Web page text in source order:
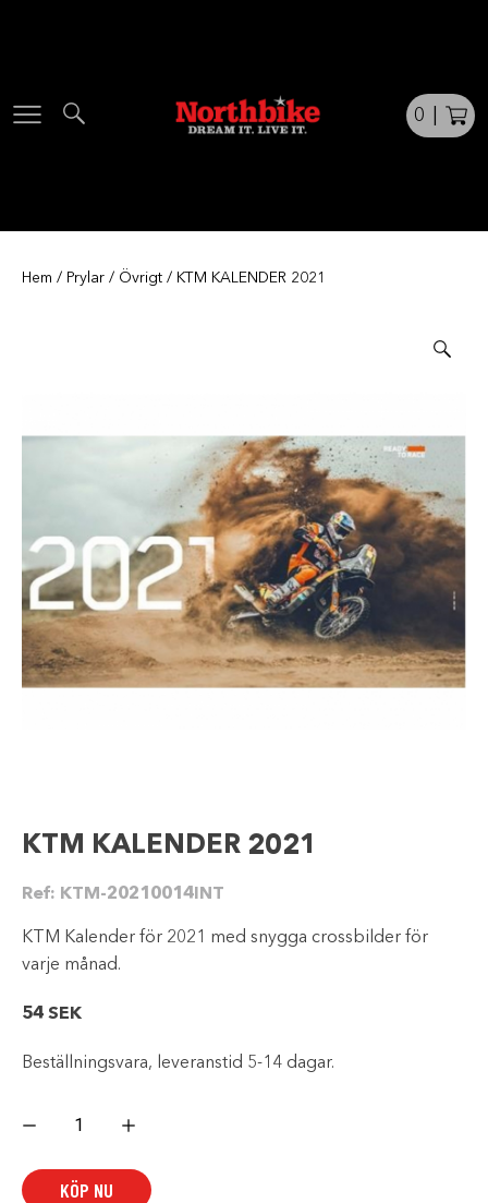
0
Hem / Prylar / Övrigt / KTM KALENDER 2021
KTM KALENDER 2021
Ref: KTM-20210014INT
KTM Kalender för 2021 med snygga crossbilder för
varje månad.
54 SEK
Beställningsvara, leveranstid 5-14 dagar.
KALENDER
KÖP NU